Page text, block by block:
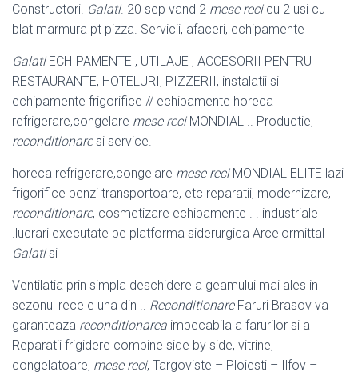
Constructori. Galati. 20 sep vand 2 mese recicu 2 usi cu
blat marmura pt pizza. Servicii, afaceri, echipamente
GalatiECHIPAMENTE , UTILAJE , ACCESORII PENTRU
RESTAURANTE, HOTELURI, PIZZERII, instalatii si
echipamente frigorifice // echipamente horeca
refrigerare,congelare mese reciMONDIAL .. Productie,
reconditionaresi service.
horeca refrigerare,congelare mese reciMONDIAL ELITE lazi
frigorifice benzi transportoare, etc reparatii, modernizare,
reconditionare, cosmetizare echipamente . . industriale
.lucrari executate pe platforma siderurgica Arcelormittal
Galatisi
Ventilatia prin simpla deschidere a geamului mai ales in
sezonul rece e una din .. ReconditionareFaruri Brasov va
garanteaza reconditionarea impecabila a farurilor si a
Reparatii frigidere combine side by side, vitrine,
congelatoare, mese reci, Targoviste – Ploiesti – Ilfov –